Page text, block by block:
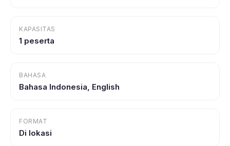
KAPASITAS
1 peserta
BAHASA
Bahasa Indonesia, English
FORMAT
Di lokasi